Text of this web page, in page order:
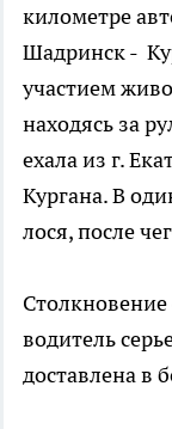
километре
Шадринск -
участием
находясь за
ехала из г.
Кургана. В
лося, после
водитель
доставлена в